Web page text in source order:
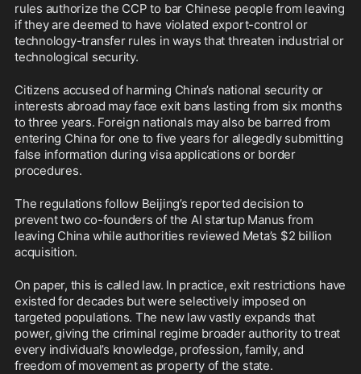
rules authorize the CCP to bar Chinese people from leaving
if they are deemed to have violated export-control or
technology-transfer rules in ways that threaten industrial or
technological security.
Citizens accused of harming China’s national security or
interests abroad may face exit bans lasting from six months
to three years. Foreign nationals may also be barred from
entering China for one to five years for allegedly submitting
false information during visa applications or border
procedures.
The regulations follow Beijing’s reported decision to
prevent two co-founders of the AI startup Manus from
leaving China while authorities reviewed Meta’s $2 billion
acquisition.
On paper, this is called law. In practice, exit restrictions have
existed for decades but were selectively imposed on
targeted populations. The new law vastly expands that
power, giving the criminal regime broader authority to treat
every individual’s knowledge, profession, family, and
freedom of movement as property of the state.